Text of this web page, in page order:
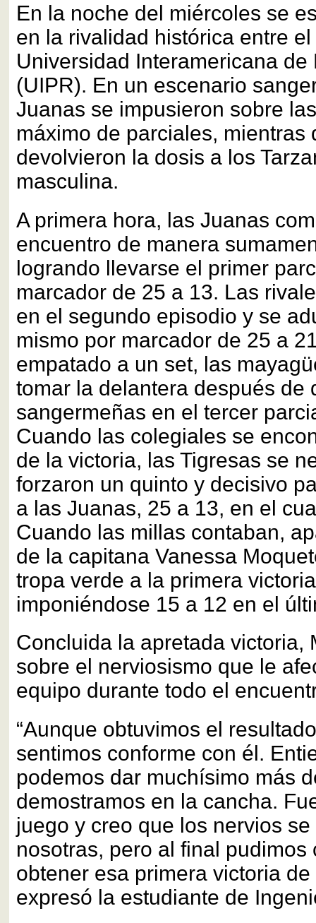
En la noche del miércoles se
en la rivalidad histórica entre
Universidad Interamericana de
(UIPR). En un escenario
Juanas se impusieron sobre
máximo de parciales, mientras
devolvieron la dosis a los
masculina.
A primera hora, las Juanas
encuentro de manera
logrando llevarse el primer
marcador de 25 a 13. Las
en el segundo episodio y se
mismo por marcador de 25 a
empatado a un set, las
tomar la delantera después de
sangermeñas en el tercer
Cuando las colegiales se
de la victoria, las Tigresas se
forzaron un quinto y decisivo
a las Juanas, 25 a 13, en el
Cuando las millas contaban,
de la capitana Vanessa
tropa verde a la primera
imponiéndose 15 a 12 en el
Concluida la apretada victoria,
sobre el nerviosismo que le
equipo durante todo el
“Aunque obtuvimos el
sentimos conforme con él.
podemos dar muchísimo más
demostramos en la cancha.
juego y creo que los nervios
nosotras, pero al final pudimos
obtener esa primera victoria de
expresó la estudiante de